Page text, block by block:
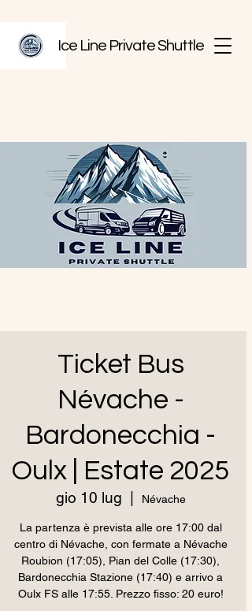
Ice Line Private Shuttle
Ticket Bus
Névache -
Bardonecchia -
Oulx | Estate 2025
gio 10 lug Névache
La partenza è prevista alle ore 17:00 dal
centro di Névache, con fermate a Névache
Roubion (17:05), Pian del Colle (17:30),
Bardonecchia Stazione (17:40) e arrivo a
Oulx FS alle 17:55. Prezzo fisso: 20 euro!